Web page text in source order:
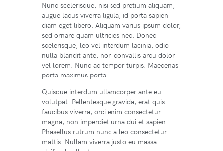
Nunc scelerisque, nisi sed pretium aliquam,
augue lacus viverra ligula, id porta sapien
diam eget libero. Aliquam varius ipsum dolor,
sed ornare quam ultricies nec. Donec
scelerisque, leo vel interdum lacinia, odio
nulla blandit ante, non convallis arcu dolor
vel lorem. Nunc ac tempor turpis. Maecenas
porta maximus porta.
Quisque interdum ullamcorper ante eu
volutpat. Pellentesque gravida, erat quis
faucibus viverra, orci enim consectetur
magna, non imperdiet urna dui et sapien.
Phasellus rutrum nunc a leo consectetur
mattis. Nullam viverra justo eu massa